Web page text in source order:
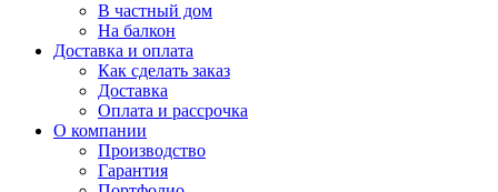
В частный дом
На балкон
Доставка и оплата
Как сделать заказ
Доставка
Оплата и рассрочка
О компании
Производство
Гарантия